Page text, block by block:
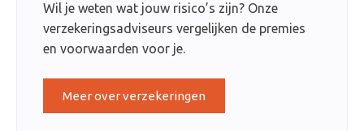
Wil je weten wat jouw risico’s zijn? Onze
verzekeringsadviseurs vergelijken de premies
en voorwaarden voor je.
Meer over verzekeringen